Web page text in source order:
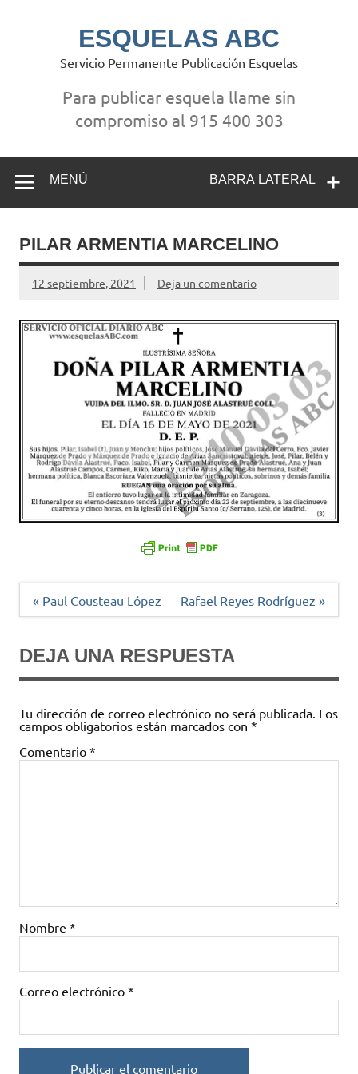
ESQUELAS ABC
Servicio Permanente Publicación Esquelas
Para publicar esquela llame sin
compromiso al 915 400 303
BARRA LATERAL
MENÚ
PILAR ARMENTIA MARCELINO
12 septiembre, 2021 Deja un comentario
Navegación
« Paul Cousteau López Rafael Reyes Rodríguez »
DEJA UNA RESPUESTA
Tu dirección de correo electrónico no será publicada. Los
campos obligatorios están marcados con *
Comentario *
Nombre *
Correo electrónico *